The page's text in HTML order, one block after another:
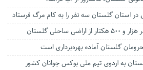
استان گلستان سه نفر را به کام مرگ فرستاد
ساحلی گلستان
گلستان آماده بهره‌برداری است
به اردوی تیم ملی بوکس جوانان کشور